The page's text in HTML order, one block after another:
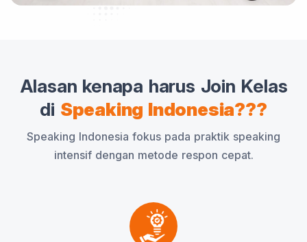
Alasan kenapa harus Join Kelas
di Speaking Indonesia???
Speaking Indonesia fokus pada praktik speaking
intensif dengan metode respon cepat.